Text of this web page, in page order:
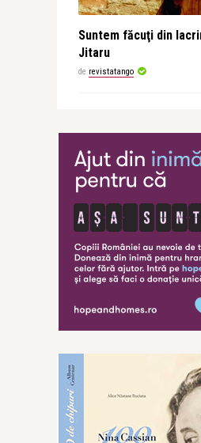
Suntem făcuţi din
Jitaru
de revistatango